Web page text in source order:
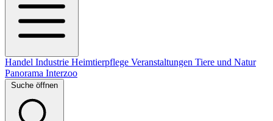
Handel Industrie Heimtierpflege Veranstaltungen Tiere und Natur
Panorama Interzoo
Suche öffnen